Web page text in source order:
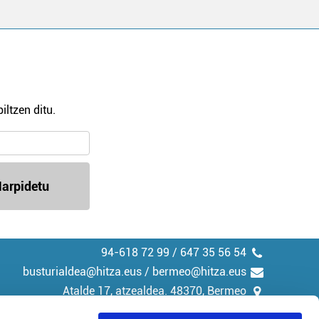
ditu.
94-618 72 99 / 647 35 56 54
busturialdea@hitza.eus / bermeo@hitza.eus
Atalde 17, atzealdea. 48370, Bermeo